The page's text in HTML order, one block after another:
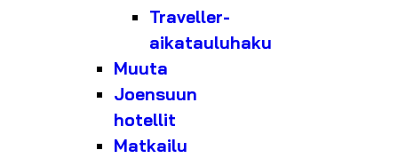
Traveller-
aikatauluhaku
Muuta
Joensuun
hotellit
Matkailu